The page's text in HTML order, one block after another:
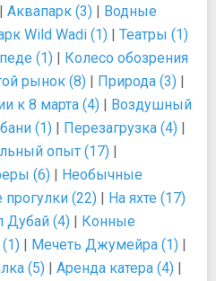
| Аквапарк (3) | Водные
Wild Wadi (1) | Театры (1)
(1) | Колесо обозрения
рынок (8) | Природа (3) |
к 8 марта (4) | Воздушный
(1) | Перезагрузка (4) |
опыт (17) |
(6) | Необычные
(22) | На яхте (17)
Дубай (4) | Конные
| Мечеть Джумейра (1) |
(5) | Аренда катера (4) |